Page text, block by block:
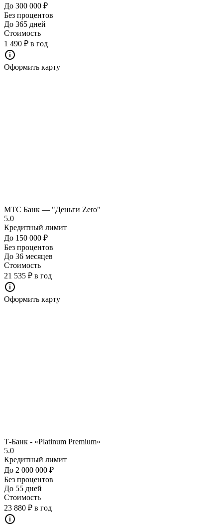
До 300 000 ₽
Без процентов
До 365 дней
Стоимость
1 490 ₽ в год
Оформить карту
МТС Банк — "Деньги Zero"
5.0
Кредитный лимит
До 150 000 ₽
Без процентов
До 36 месяцев
Стоимость
21 535 ₽ в год
Оформить карту
Т-Банк - «Platinum Premium»
5.0
Кредитный лимит
До 2 000 000 ₽
Без процентов
До 55 дней
Стоимость
23 880 ₽ в год